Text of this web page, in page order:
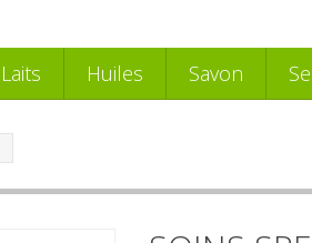
Laits Huiles Savon